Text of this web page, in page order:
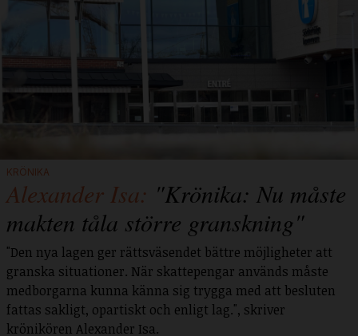
KRÖNIKA
Alexander Isa: "Krönika: Nu måste
makten tåla större granskning"
"Den nya lagen ger rättsväsendet bättre möjligheter att
granska situationer. När skattepengar används måste
medborgarna kunna känna sig trygga med att besluten
fattas sakligt, opartiskt och enligt lag.", skriver
krönikören Alexander Isa.